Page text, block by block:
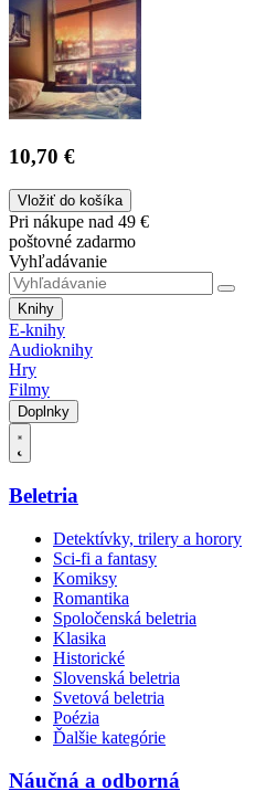
10,70 €
Vložiť do košíka
Pri nákupe nad 49 €
poštovné zadarmo
Vyhľadávanie
Knihy
E-knihy
Audioknihy
Hry
Filmy
Doplnky
Beletria
Detektívky, trilery a horory
Sci-fi a fantasy
Komiksy
Romantika
Spoločenská beletria
Klasika
Historické
Slovenská beletria
Svetová beletria
Poézia
Ďalšie kategórie
Náučná a odborná